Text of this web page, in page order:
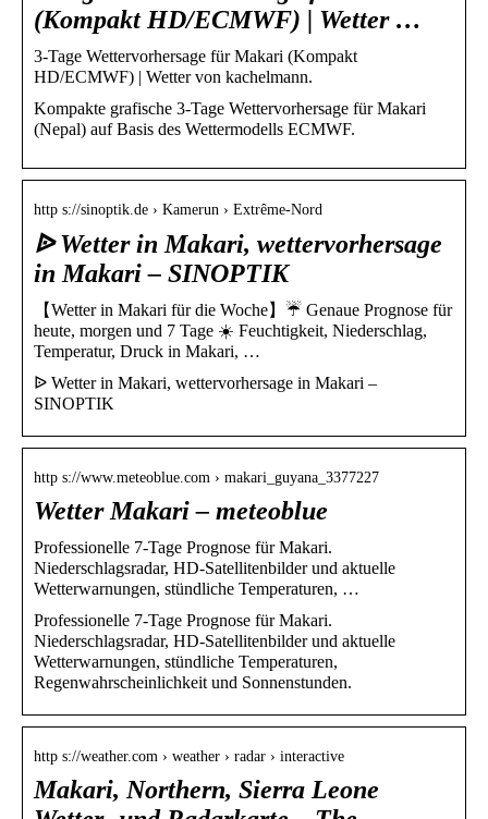
(Kompakt HD/ECMWF) | Wetter …
3-Tage Wettervorhersage für Makari (Kompakt
HD/ECMWF) | Wetter von kachelmann.
Kompakte grafische 3-Tage Wettervorhersage für Makari
(Nepal) auf Basis des Wettermodells ECMWF.
http s://sinoptik.de › Kamerun › Extrême-Nord
ᐉ Wetter in Makari, wettervorhersage
in Makari – SINOPTIK
【Wetter in Makari für die Woche】☔ Genaue Prognose für
heute, morgen und 7 Tage ☀️ Feuchtigkeit, Niederschlag,
Temperatur, Druck in Makari, …
ᐉ Wetter in Makari, wettervorhersage in Makari –
SINOPTIK
http s://www.meteoblue.com › makari_guyana_3377227
Wetter Makari – meteoblue
Professionelle 7-Tage Prognose für Makari.
Niederschlagsradar, HD-Satellitenbilder und aktuelle
Wetterwarnungen, stündliche Temperaturen, …
Professionelle 7-Tage Prognose für Makari.
Niederschlagsradar, HD-Satellitenbilder und aktuelle
Wetterwarnungen, stündliche Temperaturen,
Regenwahrscheinlichkeit und Sonnenstunden.
http s://weather.com › weather › radar › interactive
Makari, Northern, Sierra Leone